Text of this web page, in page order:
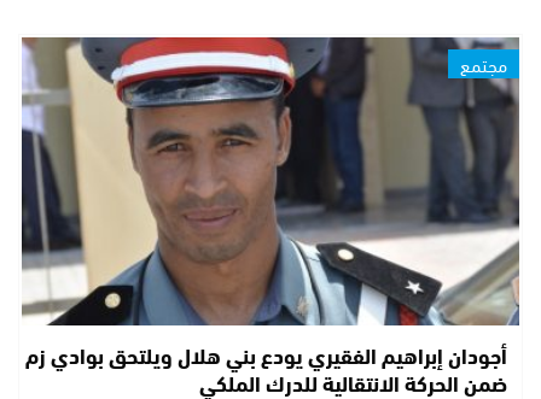
مجتمع
أجودان إبراهيم الفقيري يودع بني هلال ويلتحق بوادي زم
ضمن الحركة الانتقالية للدرك الملكي